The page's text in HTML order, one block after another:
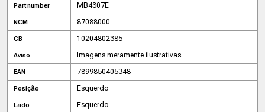
Part number MB4307E
NCM 87088000
CB 10204802385
Aviso Imagens meramente ilustrativas.
EAN 7899850405348
Posição Esquerdo
Lado Esquerdo